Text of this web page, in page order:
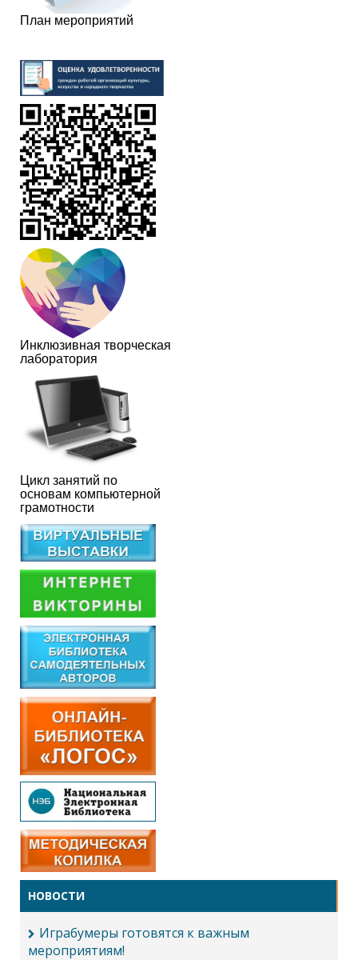
План мероприятий
Инклюзивная творческая
лаборатория
Цикл занятий по
основам компьютерной
грамотности
НОВОСТИ
Играбумеры готовятся к важным
мероприятиям!